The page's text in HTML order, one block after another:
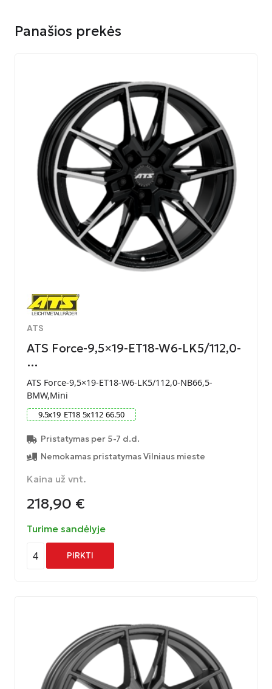
Panašios prekės
ATS
ATS Force-9,5×19-ET18-W6-LK5/112,0-
…
ATS Force-9,5×19-ET18-W6-LK5/112,0-NB66,5-
BMW,Mini
9.5x19 ET18 5x112 66.50
Pristatymas per 5-7 d.d.
Nemokamas pristatymas Vilniaus mieste
Kaina už vnt.
218,90 €
Turime sandėlyje
4 PIRKTI